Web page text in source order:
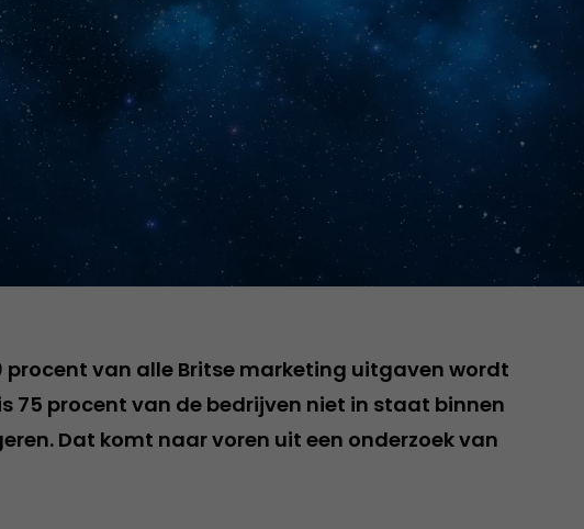
procent van alle Britse marketing uitgaven wordt
75 procent van de bedrijven niet in staat binnen
Dat komt naar voren uit een onderzoek van